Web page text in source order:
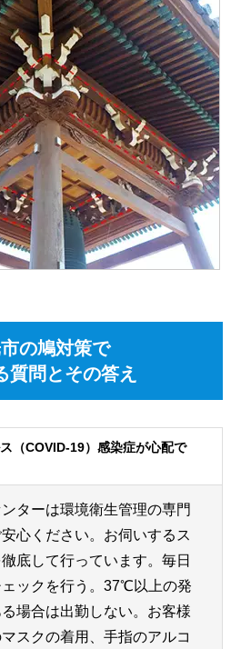
市の鳩対策で
質問とその答え
（COVID-19）感染症が心配で
ターは環境衛生管理の専門
心ください。お伺いするス
底して行っています。毎日
ックを行う。37℃以上の発
場合は出勤しない。お客様
スクの着用、手指のアルコ